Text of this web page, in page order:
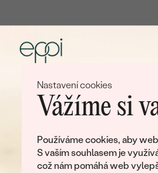
Nastavení cookies
Vážíme si
Používáme cookies, aby
S vaším souhlasem je
což nám pomáhá web
Litujeme,